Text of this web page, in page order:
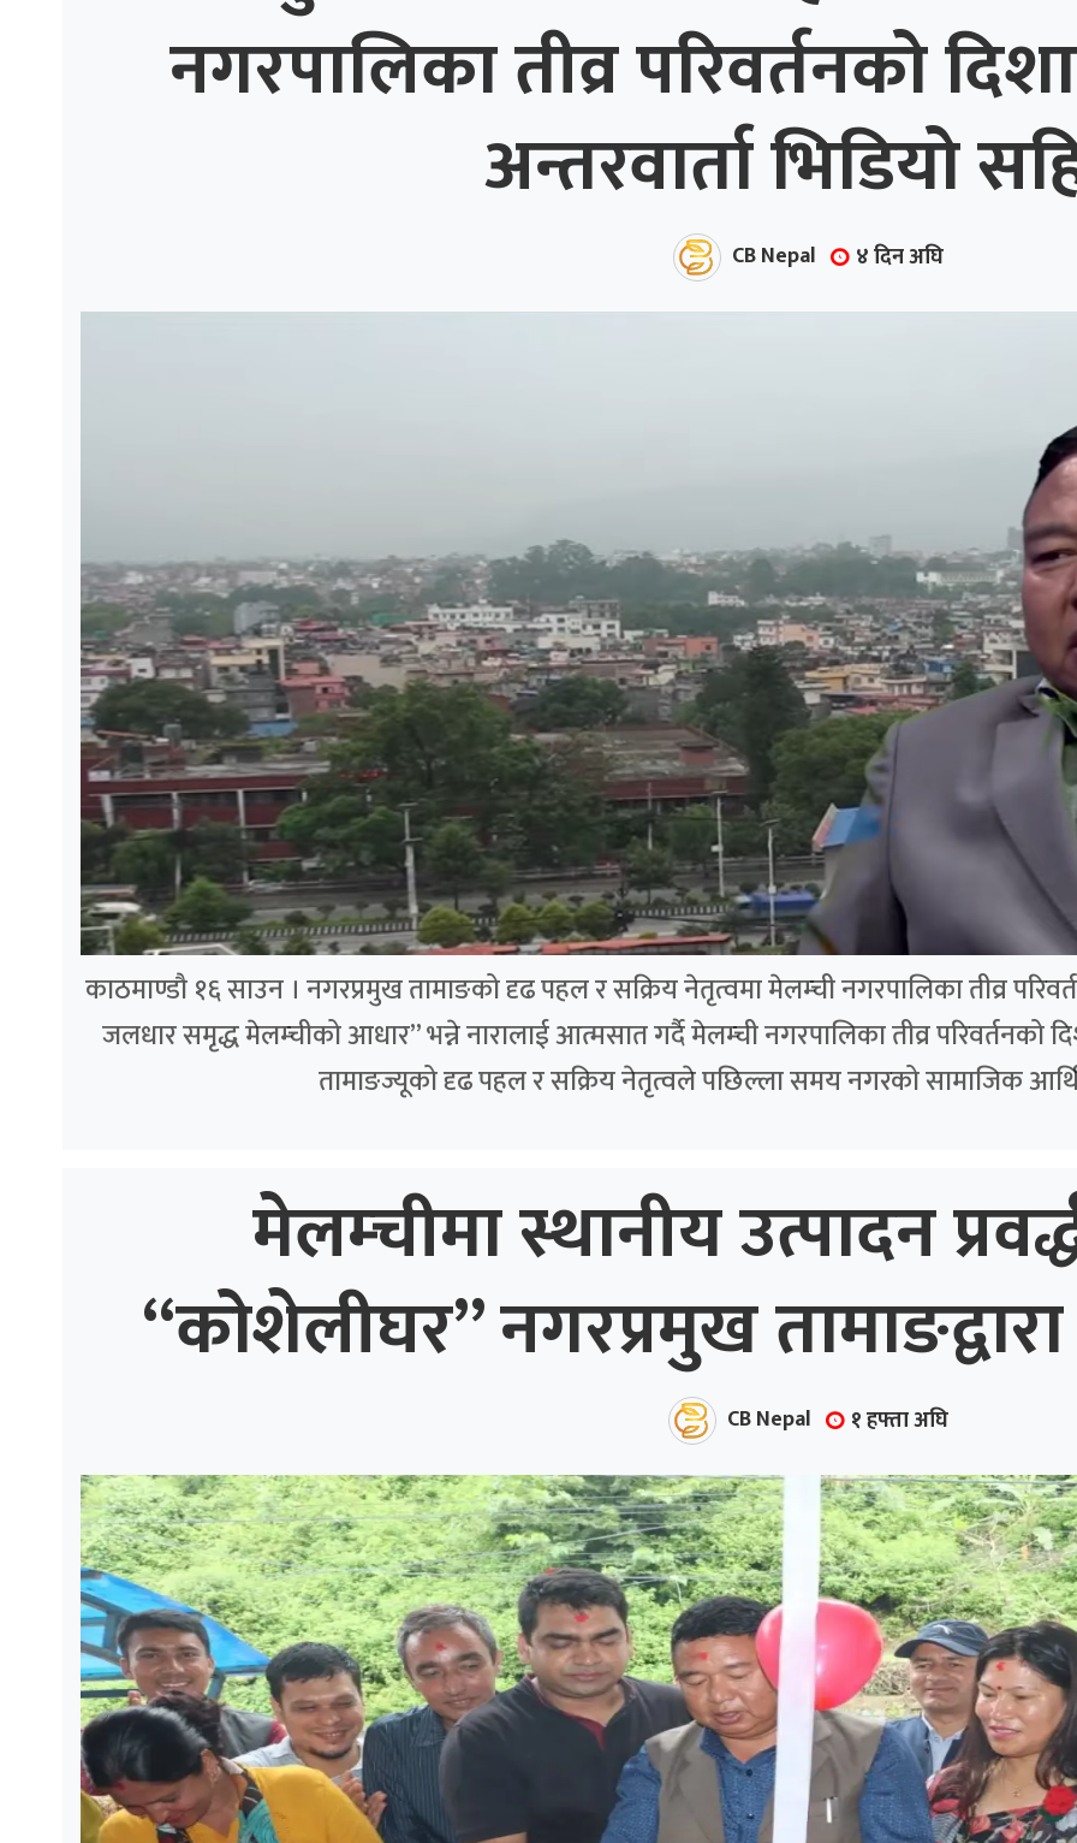
नगरपालिका तीव्र परिवर्तनको
अन्तरवार्ता भिडियो
CB Nepal ४ दिन अघि
काठमाण्डौ १६ साउन । नगरप्रमुख तामाङको दृढ पहल र सक्रिय नेतृत्वमा मेलम्ची नगरपालिका तीव्र
जलधार समृद्ध मेलम्चीको आधार” भन्ने नारालाई आत्मसात गर्दै मेलम्ची नगरपालिका तीव्र परिवर्तनको
तामाङज्यूको दृढ पहल र सक्रिय नेतृत्वले पछिल्ला समय नगरको सामाजिक
मेलम्चीमा स्थानीय उत्पादन
“कोशेलीघर” नगरप्रमुख
CB Nepal १ हफ्ता अघि